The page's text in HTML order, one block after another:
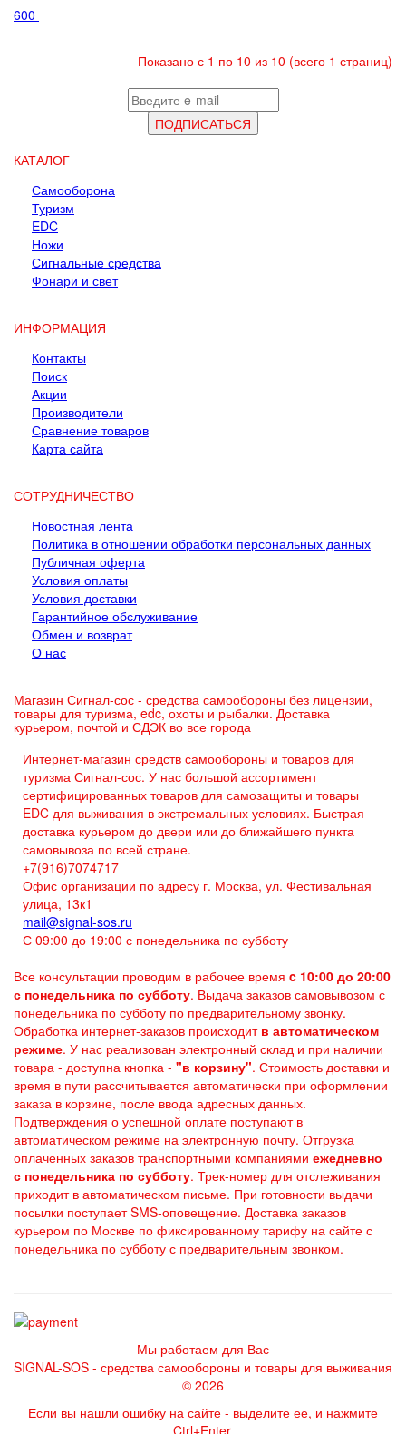
600
Показано с 1 по 10 из 10 (всего 1 страниц)
КАТАЛОГ
Самооборона
Туризм
EDC
Ножи
Сигнальные средства
Фонари и свет
ИНФОРМАЦИЯ
Контакты
Поиск
Акции
Производители
Сравнение товаров
Карта сайта
СОТРУДНИЧЕСТВО
Новостная лента
Политика в отношении обработки персональных данных
Публичная оферта
Условия оплаты
Условия доставки
Гарантийное обслуживание
Обмен и возврат
О нас
Магазин Сигнал-сос - средства самообороны без лицензии,
товары для туризма, edc, охоты и рыбалки. Доставка
курьером, почтой и СДЭК во все города
Интернет-магазин средств самообороны и товаров для
туризма Сигнал-сос. У нас большой ассортимент
сертифицированных товаров для самозащиты и товары
EDC для выживания в экстремальных условиях. Быстрая
доставка курьером до двери или до ближайшего пункта
самовывоза по всей стране.
+7(916)7074717
Офис организации по адресу г. Москва, ул. Фестивальная
улица, 13к1
mail@signal-sos.ru
С 09:00 до 19:00 с понедельника по субботу
Все консультации проводим в рабочее время c 10:00 до 20:00
с понедельника по субботу. Выдача заказов самовывозом с
понедельника по субботу по предварительному звонку.
Обработка интернет-заказов происходит в автоматическом
режиме. У нас реализован электронный склад и при наличии
товара - доступна кнопка - "в корзину". Стоимость доставки и
время в пути рассчитывается автоматически при оформлении
заказа в корзине, после ввода адресных данных.
Подтверждения о успешной оплате поступают в
автоматическом режиме на электронную почту. Отгрузка
оплаченных заказов транспортными компаниями ежедневно
с понедельника по субботу. Трек-номер для отслеживания
приходит в автоматическом письме. При готовности выдачи
посылки поступает SMS-оповещение. Доставка заказов
курьером по Москве по фиксированному тарифу на сайте с
понедельника по субботу с предварительным звонком.
Мы работаем для Вас
SIGNAL-SOS - средства самообороны и товары для выживания
© 2026
Если вы нашли ошибку на сайте - выделите ее, и нажмите
Ctrl+Enter.